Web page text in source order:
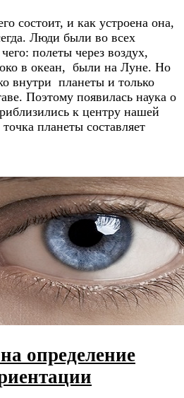
состоит, и как устроена она,
Люди были во всех
полеты через воздух,
в океан, были на Луне. Но
внутри планеты и только
Поэтому появилась наука о
к центру нашей
планеты составляет
определение